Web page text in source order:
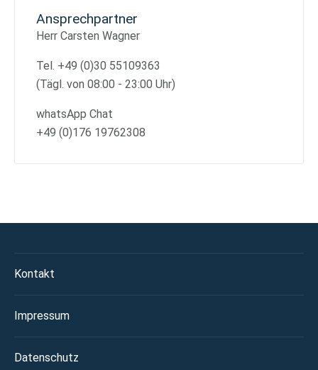
Ansprechpartner
Herr Carsten Wagner
Tel. +49 (0)30 55109363
(Tägl. von 08:00 - 23:00 Uhr)
whatsApp Chat
+49 (0)176 19762308
Kontakt
Impressum
Datenschutz